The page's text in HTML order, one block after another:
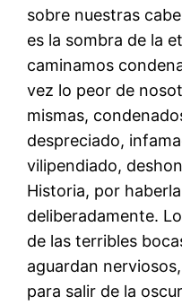
sobre nuestras
es la sombra de la
caminamos
vez lo peor de
mismas,
despreciado,
vilipendiado,
Historia, por
deliberadamente.
de las terribles
aguardan
para salir de la